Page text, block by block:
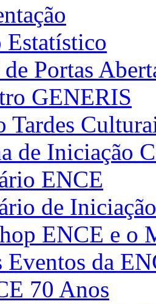
Estatístico
Portas
GENERIS
Tardes
de Iniciação
ENCE
de
ENCE e o
Eventos da
70 Anos